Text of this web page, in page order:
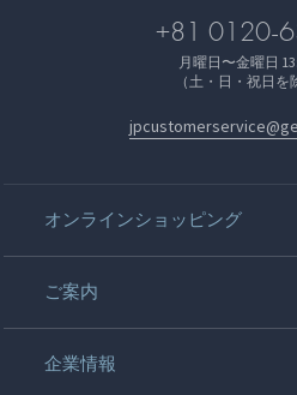
+81 0120-
月曜日〜金曜日
（土・日・祝日を
オンラインショッピング
ご案内
企業情報